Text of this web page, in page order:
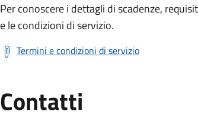
Per conoscere i dettagli di scadenze,
e le condizioni di servizio.
Termini e condizioni di servizio
Contatti